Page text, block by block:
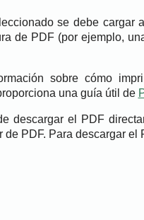
se debe cargar
de PDF (por ejemplo,
sobre cómo
una guía útil de
descargar el PDF
de PDF. Para descargar el